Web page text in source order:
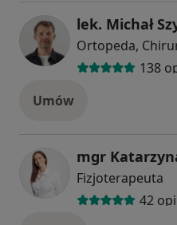
lek. Michał
Ortopeda,
138
Umów
Fizjoterapeuta
42